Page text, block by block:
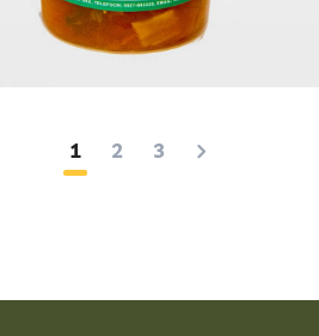
tomaten.
1 2 3